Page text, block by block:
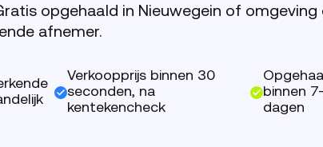
opgehaald in Nieuwegein of omgeving
afnemer.
Verkoopprijs binnen 30
seconden, na
kentekencheck
binnen
dagen